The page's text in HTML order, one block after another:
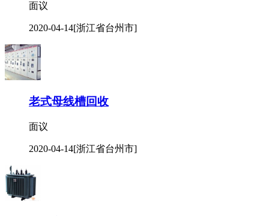
面议
2020-04-14[浙江省台州市]
老式母线槽回收
面议
2020-04-14[浙江省台州市]